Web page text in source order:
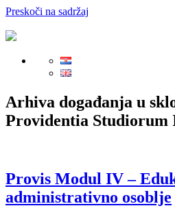
Preskoči na sadržaj
Arhiva događanja u
Providentia Studiorum
Provis Modul IV –
administrativno osoblje